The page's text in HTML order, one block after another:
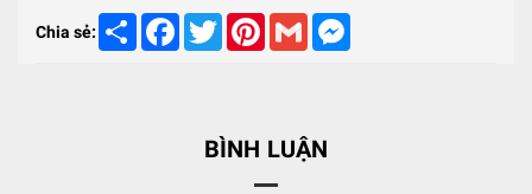
Chia sẻ: Share Facebook
TwitterPinterestGmail
BÌNH LUẬN